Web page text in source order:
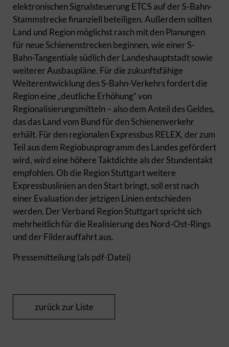
elektronischen Signalsteuerung ETCS auf der S-Bahn-
Stammstrecke finanziell beteiligen. Außerdem sollten
Land und Region möglichst rasch mit den Planungen
für neue Schienenstrecken beginnen, wie einer S-
Bahn-Tangentiale südlich der Landeshauptstadt sowie
weiterer Ausbaupläne. Für die zukunftsfähige
Weiterentwicklung des S-Bahn-Verkehrs fordert die
Region eine „deutliche Erhöhung“ von
Regionalisierungsmitteln – also dem Anteil des Geldes,
das das Land vom Bund für den Schienenverkehr
erhält. Für den regionalen Expressbus RELEX, der zum
Teil aus dem Regiobusprogramm des Landes gefördert
wird, wird eine höhere Taktdichte als der Stundentakt
empfohlen. Ob die Region Stuttgart weitere
Expressbuslinien an den Start bringt, soll erst nach
einer Evaluation der jetzigen Linien entschieden
werden. Der Verband Region Stuttgart spricht sich
mehrheitlich für die Realisierung des Nord-Ost-Rings
und der Filderauffahrt aus.
Pressemitteilung (als pdf-Datei)
zurück zur Liste